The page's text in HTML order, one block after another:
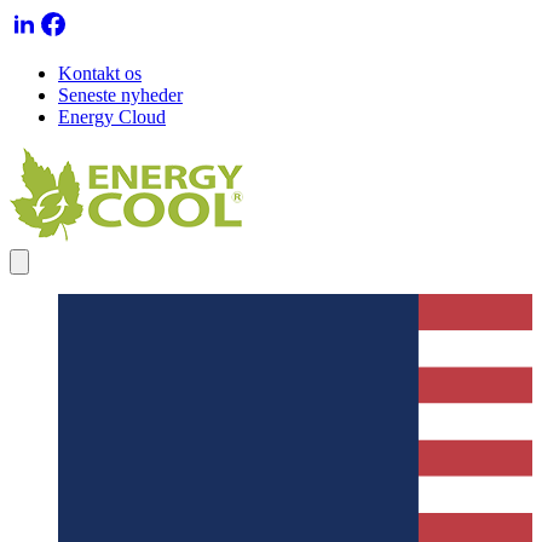
Kontakt os
Seneste nyheder
Energy Cloud